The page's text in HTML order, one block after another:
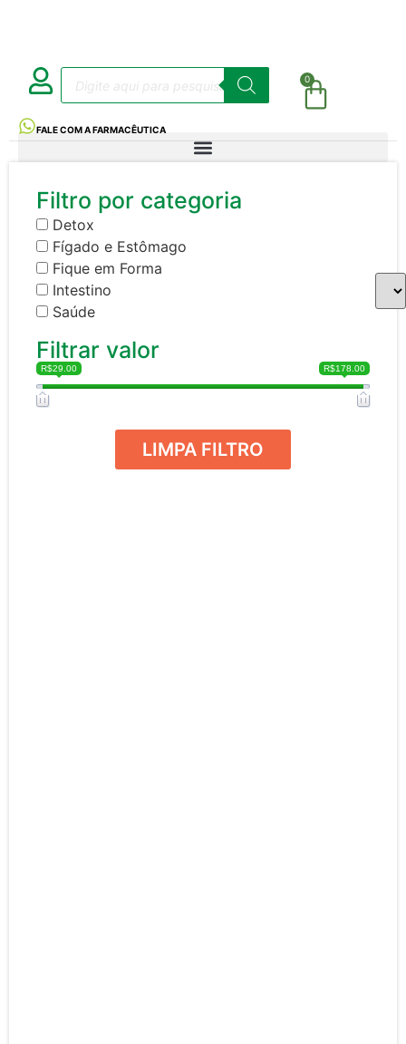
0
FALE COM A FARMACÊUTICA
Filtro por categoria
Detox
Fígado e Estômago
Fique em Forma
Intestino
Saúde
Filtrar valor
R$29.00 R$178.00
LIMPA FILTRO